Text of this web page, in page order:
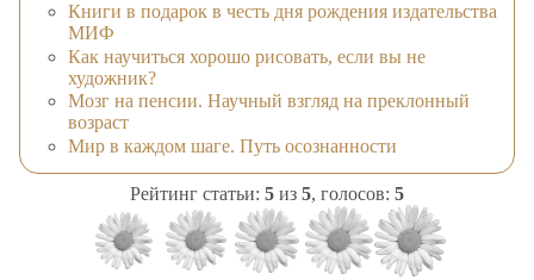
Книги в подарок в честь дня рождения издательства
МИФ
Как научиться хорошо рисовать, если вы не
художник?
Мозг на пенсии. Научный взгляд на преклонный
возраст
Мир в каждом шаге. Путь осознанности
Рейтинг статьи: 5 из 5, голосов: 5